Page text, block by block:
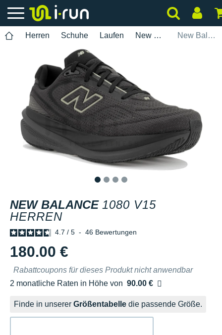
Herren Schuhe Laufen New Balance New Balance 1080 V15 Herren
NEW BALANCE 1080 V15
HERREN
4.7 / 5 - 46 Bewertungen
180.00 €
Rabattcoupons für dieses Produkt nicht anwendbar
2 monatliche Raten in Höhe von 90.00 €
Ohne Zusatzkosten
Finde in unserer Größentabelle die passende Größe.